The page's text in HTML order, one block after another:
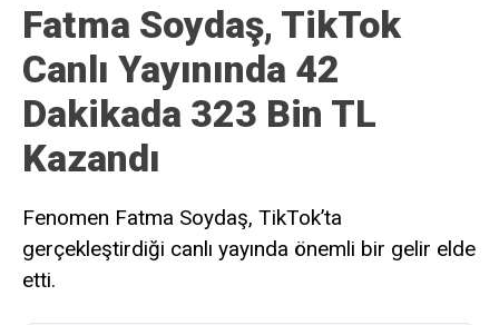
Fatma Soydaş, TikTok
Canlı Yayınında 42
Dakikada 323 Bin TL
Kazandı
Fenomen Fatma Soydaş, TikTok’ta
gerçekleştirdiği canlı yayında önemli bir gelir elde
etti.